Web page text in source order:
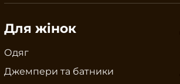
Для жінок
Одяг
Джемпери та батники